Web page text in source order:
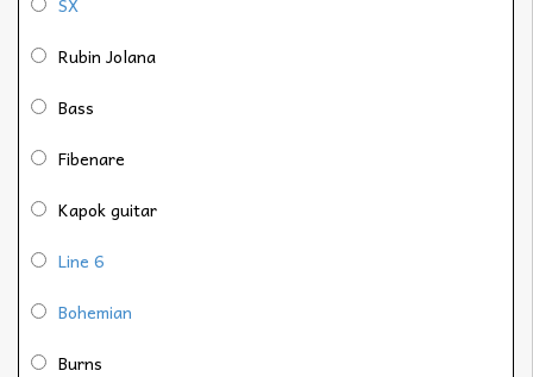
Rubin Jolana
Bass
Fibenare
Kapok guitar
Line 6
Bohemian
Burns